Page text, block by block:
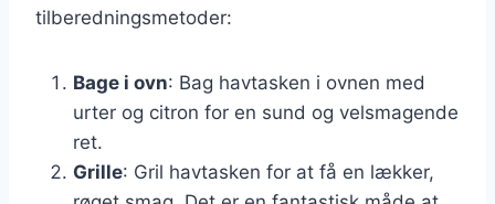
tilberedningsmetoder:
Bage i ovn: Bag havtasken i ovnen med
urter og citron for en sund og velsmagende
ret.
Grille: Gril havtasken for at få en lækker,